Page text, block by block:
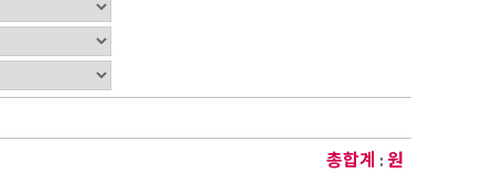
총합계 : 원